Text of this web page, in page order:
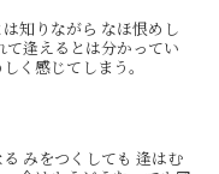
知りながら なほ恨めし
逢えるとは分かってい
く感じてしまう。
みをつくしても 逢はむ